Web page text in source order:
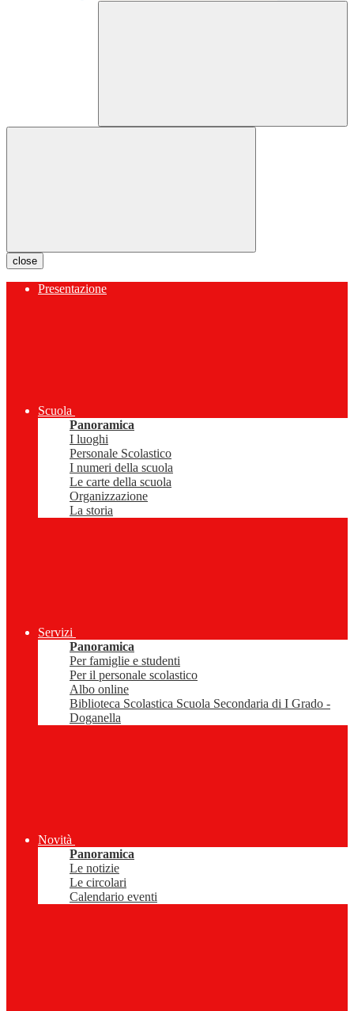
close
Presentazione
Scuola
Panoramica
I luoghi
Personale Scolastico
I numeri della scuola
Le carte della scuola
Organizzazione
La storia
Servizi
Panoramica
Per famiglie e studenti
Per il personale scolastico
Albo online
Biblioteca Scolastica Scuola Secondaria di I Grado -
Doganella
Novità
Panoramica
Le notizie
Le circolari
Calendario eventi